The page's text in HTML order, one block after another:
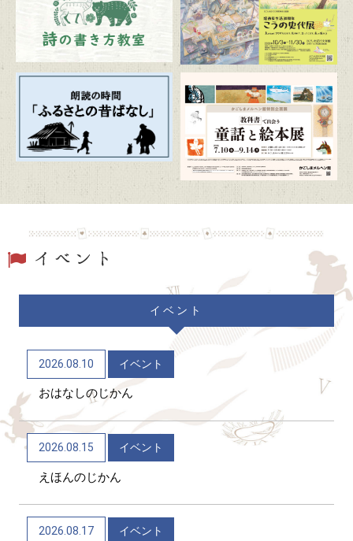
2026/07/23 トピックス
かごしま近代文学館特別企画展 「漫画家生活30周
年 こうの史代展 鳥がとび、ウサギもはねて、花
ゆれて、走ってこけて、長い道のり～かごしまスペ
シャルエディション～」
2026/07/20 トピックス
朗読の時間「ふるさとの昔ばなし」
駐車場および周辺道路混雑のお知らせ
トピックス
かごしまメルヘン館特別企画展「教科書で出会う童
話と絵本展」（7/10～9/14）
2026/06/04
かごしま近代文学館 企画展「Let’s go to the
mountains！～作家×山～」（12/9～R9/6/21）
2026/06/04 トピックス
かごしま近代文学館 テーマ展「向田邦子日本を旅
イベント
2026.08.10 イベント
おはなしのじかん
2026.08.15 イベント
えほんのじかん
2026.08.17 イベント